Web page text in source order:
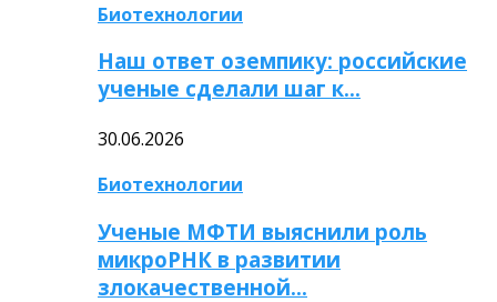
Биотехнологии
Наш ответ оземпику: российские
ученые сделали шаг к…
30.06.2026
Биотехнологии
Ученые МФТИ выяснили роль
микроРНК в развитии
злокачественной…